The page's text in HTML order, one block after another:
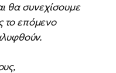
θα συνεχίσουμε
το επόμενο